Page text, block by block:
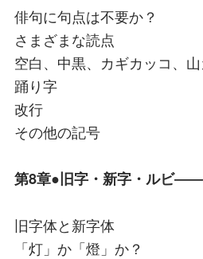
俳句に句点は不要か？
さまざまな読点
空白、中黒、カギカッコ、
踊り字
改行
その他の記号
第8章●旧字・新字・ルビ――
旧字体と新字体
「灯」か「燈」か？